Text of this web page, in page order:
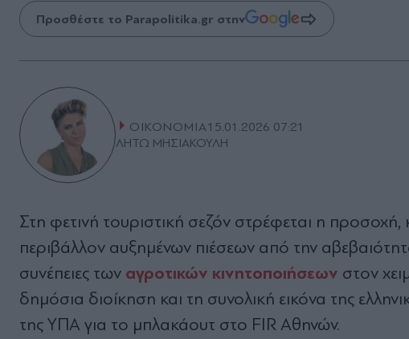
Προσθέστε το Parapolitika.gr στην
ΟΙΚΟΝΟΜΙΑ15.01.2026 07:21
ΛΗΤΩ ΜΗΣΙΑΚΟΥΛΗ
Στη φετινή τουριστική σεζόν στρέφεται η προσοχή,
περιβάλλον αυξημένων πιέσεων από την
συνέπειες των αγροτικών κινητοποιήσεων στον
δημόσια διοίκηση και τη συνολική εικόνα της
της ΥΠΑ για το μπλακάουτ στο FIR Αθηνών.